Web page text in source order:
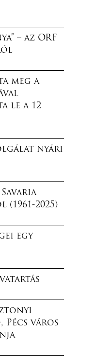
– az ORF
meg a
le a 12
nyári
Savaria
2025)
egy
város